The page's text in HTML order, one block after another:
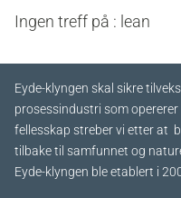
Ingen treff på : lean
Eyde-klyngen skal sikre
prosessindustri som
fellesskap streber vi etter at
tilbake til samfunnet og
Eyde-klyngen ble etablert i